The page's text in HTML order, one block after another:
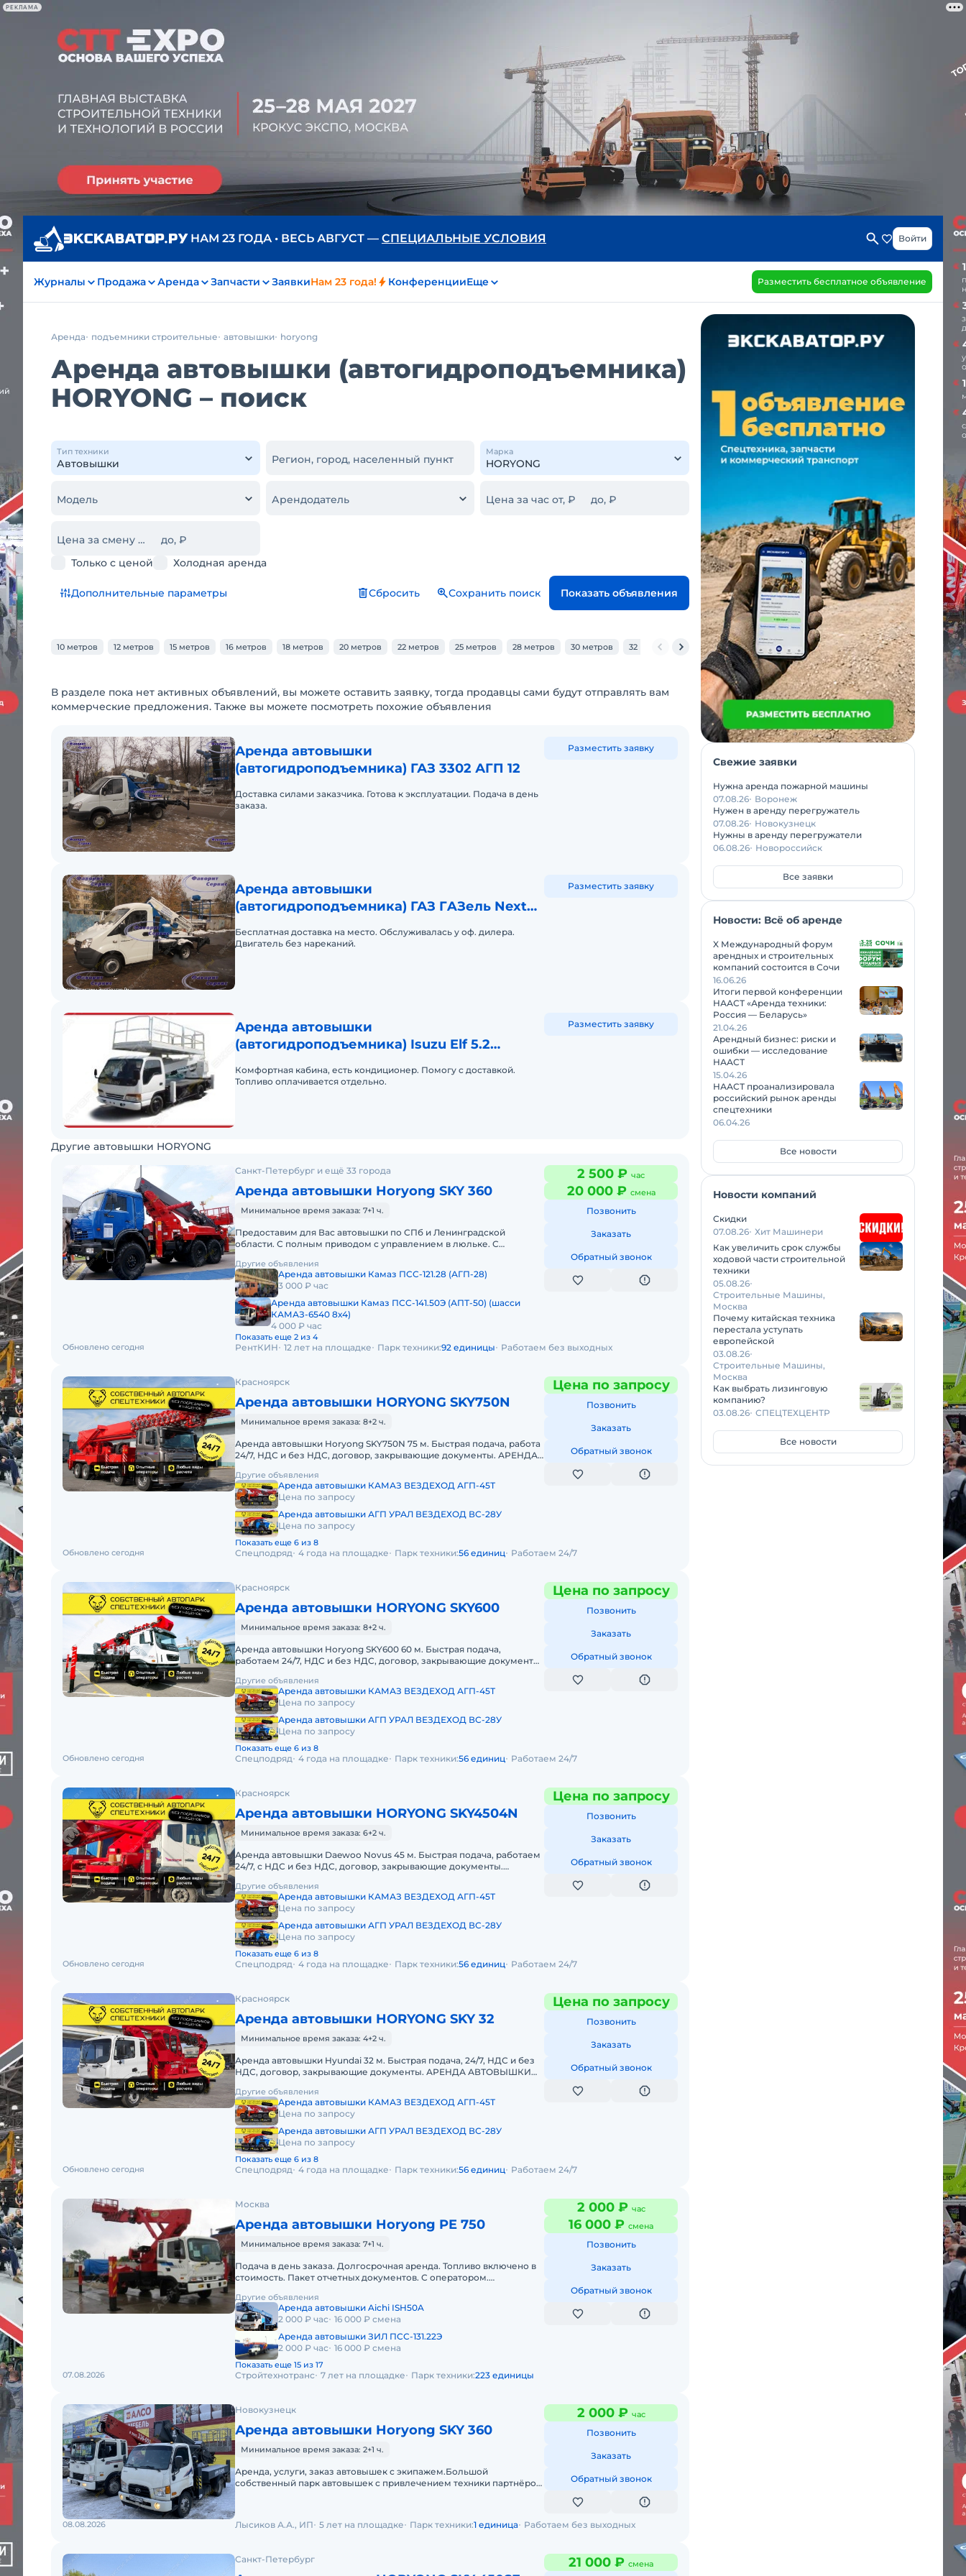
РЕКЛАМА
НАМ 23 ГОДА • ВЕСЬ АВГУСТ — СПЕЦИАЛЬНЫЕ УСЛОВИЯ Войти
Журналы Продажа Аренда Запчасти ЗаявкиНам 23 года! КонференцииЕще Разместить бесплатное объявление
Аренда подъемники строительные автовышки horyong
Аренда автовышки (автогидроподъемника)
HORYONG – поиск
Тип техники
Регион, город, населенный пункт
Марка
Модель Арендодатель Цена за час от, ₽ до, ₽
Цена за смену от, ₽
до, ₽
Только с ценой
Холодная аренда
Дополнительные параметры Сбросить Сохранить поиск Показать объявления
10 метров 12 метров 15 метров 16 метров 18 метров 20 метров 22 метров 25 метров 28 метров 30 метров 32 метров 36 метров 40 метров 42 метров 45 метров 50 метров
В разделе пока нет активных объявлений, вы можете оставить заявку, тогда продавцы сами будут отправлять вам
коммерческие предложения. Также вы можете посмотреть похожие объявления
Аренда автовышки
(автогидроподъемника) ГАЗ 3302 АГП 12
Доставка силами заказчика. Готова к эксплуатации. Подача в день
заказа.
Разместить заявку
Аренда автовышки
(автогидроподъемника) ГАЗ ГAЗель Next
Бесплатная доставка на место. Обслуживалась у оф. дилера.
Двигатель без нареканий.
Разместить заявку
Аренда автовышки
(автогидроподъемника) Isuzu Elf 5.2
Комфортная кабина, есть кондиционер. Помогу с доставкой.
Топливо оплачивается отдельно.
Разместить заявку
Другие автовышки HORYONG
Санкт-Петербург и ещё 33 города
Аренда автовышки Horyong SKY 360
Минимальное время заказа: 7+1 ч.
Предоставим для Вас автовышки по СПб и Ленинградской
области. С полным приводом с управлением в люльке. С
Другие объявления
Аренда автовышки Камаз ПСС-121.28 (АГП-28)
3 000 ₽ час
Аренда автовышки Камаз ПСС-141.50Э (АПТ-50) (шасси
КАМАЗ-6540 8х4)
4 000 ₽ час
Показать еще 2 из 4
2 500 ₽ час
20 000 ₽ смена
Позвонить
Заказать
Обратный звонок
Обновлено сегодня РентКИН 12 лет на площадке Парк техники:92 единицы Работаем без выходных
Красноярск
Аренда автовышки HORYONG SKY750N
Минимальное время заказа: 8+2 ч.
Аренда автовышки Horyong SKY750N 75 м. Быстрая подача, работа
24/7, НДС и без НДС, договор, закрывающие документы. АРЕНДА
Другие объявления
Аренда автовышки КАМАЗ ВЕЗДЕХОД АГП-45Т
Цена по запросу
Аренда автовышки АГП УРАЛ ВЕЗДЕХОД ВС-28У
Цена по запросу
Показать еще 6 из 8
Цена по запросу
Позвонить
Заказать
Обратный звонок
Обновлено сегодня Спецподряд 4 года на площадке Парк техники:56 единиц Работаем 24/7
Красноярск
Аренда автовышки HORYONG SKY600
Минимальное время заказа: 8+2 ч.
Аренда автовышки Horyong SKY600 60 м. Быстрая подача,
работаем 24/7, НДС и без НДС, договор, закрывающие документы.
Другие объявления
Аренда автовышки КАМАЗ ВЕЗДЕХОД АГП-45Т
Цена по запросу
Аренда автовышки АГП УРАЛ ВЕЗДЕХОД ВС-28У
Цена по запросу
Показать еще 6 из 8
Цена по запросу
Позвонить
Заказать
Обратный звонок
Обновлено сегодня Спецподряд 4 года на площадке Парк техники:56 единиц Работаем 24/7
Красноярск
Аренда автовышки HORYONG SKY4504N
Минимальное время заказа: 6+2 ч.
Аренда автовышки Daewoo Novus 45 м. Быстрая подача, работаем
24/7, с НДС и без НДС, договор, закрывающие документы.
Другие объявления
Аренда автовышки КАМАЗ ВЕЗДЕХОД АГП-45Т
Цена по запросу
Аренда автовышки АГП УРАЛ ВЕЗДЕХОД ВС-28У
Цена по запросу
Показать еще 6 из 8
Цена по запросу
Позвонить
Заказать
Обратный звонок
Обновлено сегодня Спецподряд 4 года на площадке Парк техники:56 единиц Работаем 24/7
Красноярск
Аренда автовышки HORYONG SKY 32
Минимальное время заказа: 4+2 ч.
Аренда автовышки Hyundai 32 м. Быстрая подача, 24/7, НДС и без
НДС, договор, закрывающие документы. АРЕНДА АВТОВЫШКИ
Другие объявления
Аренда автовышки КАМАЗ ВЕЗДЕХОД АГП-45Т
Цена по запросу
Аренда автовышки АГП УРАЛ ВЕЗДЕХОД ВС-28У
Цена по запросу
Показать еще 6 из 8
Цена по запросу
Позвонить
Заказать
Обратный звонок
Обновлено сегодня Спецподряд 4 года на площадке Парк техники:56 единиц Работаем 24/7
Москва
Аренда автовышки Horyong PE 750
Минимальное время заказа: 7+1 ч.
Подача в день заказа. Долгосрочная аренда. Топливо включено в
стоимость. Пакет отчетных документов. С оператором.
Другие объявления
Аренда автовышки Aichi ISH50A
2 000 ₽ час 16 000 ₽ смена
Аренда автовышки ЗИЛ ПСС-131.22Э
2 000 ₽ час 16 000 ₽ смена
Показать еще 15 из 17
2 000 ₽ час
16 000 ₽ смена
Позвонить
Заказать
Обратный звонок
07.08.2026 Стройтехнотранс 7 лет на площадке Парк техники:223 единицы
Новокузнецк
Аренда автовышки Horyong SKY 360
Минимальное время заказа: 2+1 ч.
Аренда, услуги, заказ автовышек с экипажем.Большой
собственный парк автовышек с привлечением техники партнёров
2 000 ₽ час
Позвонить
Заказать
Обратный звонок
08.08.2026 Лысиков А.А., ИП 5 лет на площадке Парк техники:1 единица Работаем без выходных
Санкт-Петербург 21 000 ₽ смена
Свежие заявки
Нужна аренда пожарной машины
07.08.26 Воронеж
Нужен в аренду перегружатель
07.08.26 Новокузнецк
Нужны в аренду перегружатели
06.08.26 Новороссийск
Все заявки
Новости: Всё об аренде
X Международный форум
арендных и строительных
компаний состоится в Сочи
16.06.26
Итоги первой конференции
НААСТ «Аренда техники:
Россия — Беларусь»
21.04.26
Арендный бизнес: риски и
ошибки — исследование
НААСТ
15.04.26
НААСТ проанализировала
российский рынок аренды
спецтехники
06.04.26
Все новости
Новости компаний
Скидки
07.08.26 Хит Машинери
Как увеличить срок службы
ходовой части строительной
техники
05.08.26
Строительные Машины,
Москва
Почему китайская техника
перестала уступать
европейской
03.08.26
Строительные Машины,
Москва
Как выбрать лизинговую
компанию?
03.08.26 СПЕЦТЕХЦЕНТР
Все новости